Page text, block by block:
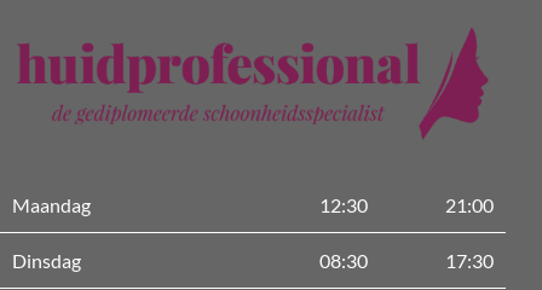
Maandag 12:30 21:00
Dinsdag 08:30 17:30